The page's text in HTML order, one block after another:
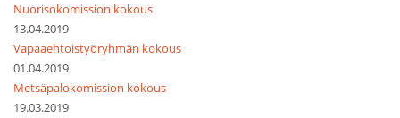
Nuorisokomission kokous
13.04.2019
Vapaaehtoistyöryhmän kokous
01.04.2019
Metsäpalokomission kokous
19.03.2019